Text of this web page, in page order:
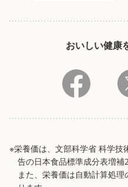
おいしい健康
※栄養価は、文部科学省 科学技
告の日本食品標準成分表増補
また、栄養価は自動計算処